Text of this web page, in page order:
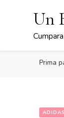
Un
Prima